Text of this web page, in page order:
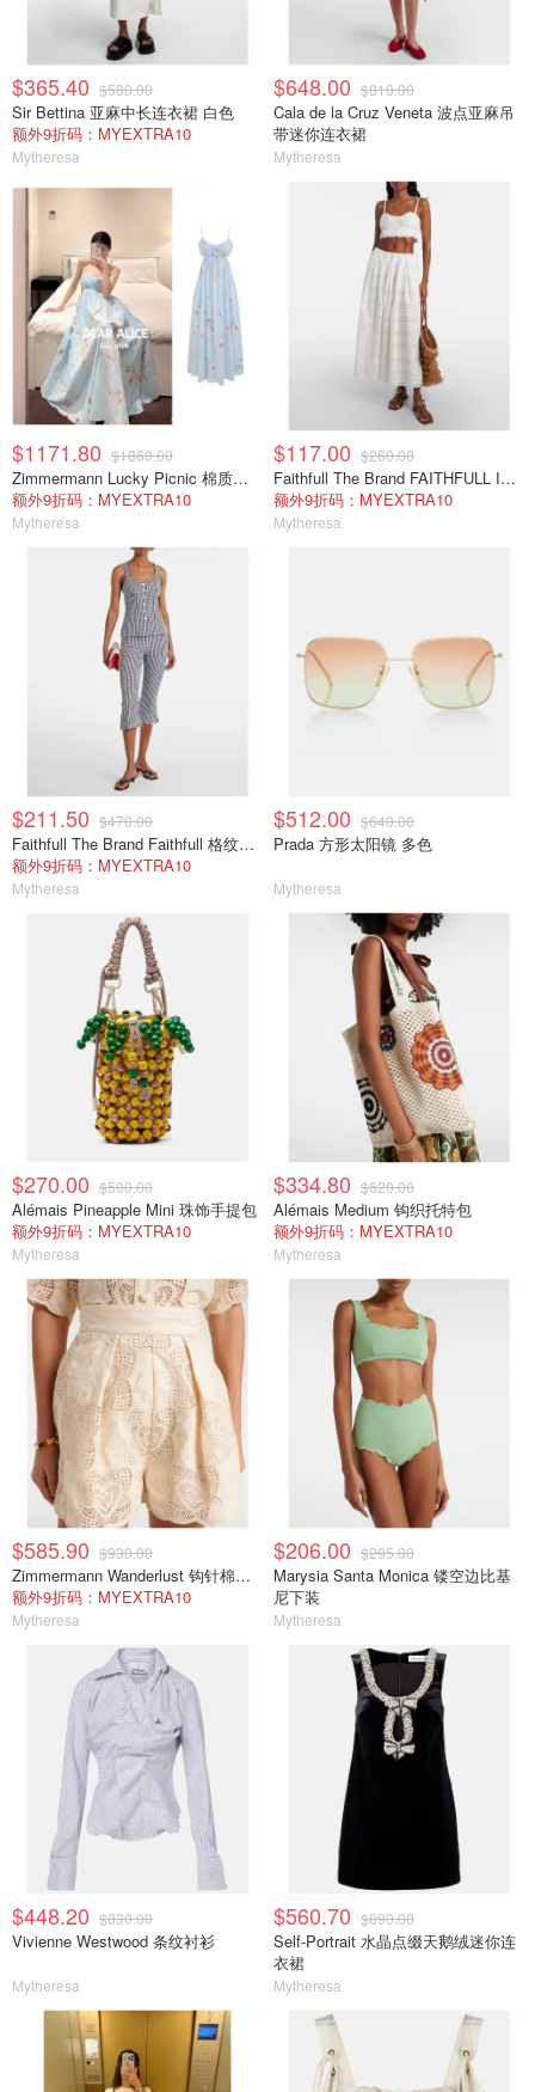
$365.40 $580.00
Sir Bettina 亚麻中长连衣裙 白色
额外9折码：MYEXTRA10
Mytheresa
$648.00 $810.00
Cala de la Cruz Veneta 波点亚麻吊
带迷你连衣裙
Mytheresa
$1171.80 $1860.00
Zimmermann Lucky Picnic 棉质长连衣裙 花卉印花
额外9折码：MYEXTRA10
Mytheresa
$117.00 $260.00
Faithfull The Brand FAITHFULL Isla 短款上衣 白色
额外9折码：MYEXTRA10
Mytheresa
$211.50 $470.00
Faithfull The Brand Faithfull 格纹棉府绸上衣
额外9折码：MYEXTRA10
Mytheresa
$512.00 $640.00
Prada 方形太阳镜 多色
Mytheresa
$270.00 $500.00
Alémais Pineapple Mini 珠饰手提包
额外9折码：MYEXTRA10
Mytheresa
$334.80 $620.00
Alémais Medium 钩织托特包
额外9折码：MYEXTRA10
Mytheresa
$585.90 $930.00
Zimmermann Wanderlust 钩针棉混纺短裤 白色
额外9折码：MYEXTRA10
Mytheresa
$206.00 $295.00
Marysia Santa Monica 镂空边比基
尼下装
Mytheresa
$448.20 $830.00
Vivienne Westwood 条纹衬衫
Mytheresa
$560.70 $890.00
Self-Portrait 水晶点缀天鹅绒迷你连
衣裙
Mytheresa